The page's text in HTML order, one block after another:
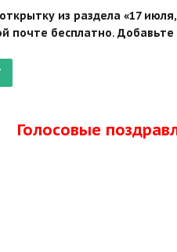
из раздела «17
почте бесплатно.
Голосовые